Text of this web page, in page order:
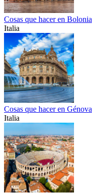
Cosas que hacer en Bolonia
Italia
Cosas que hacer en Génova
Italia